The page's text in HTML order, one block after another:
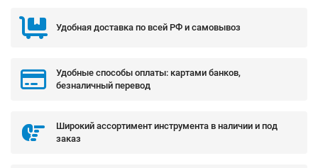
Удобная доставка по всей РФ и самовывоз
Удобные способы оплаты: картами банков,
безналичный перевод
Широкий ассортимент инструмента в наличии и под
заказ